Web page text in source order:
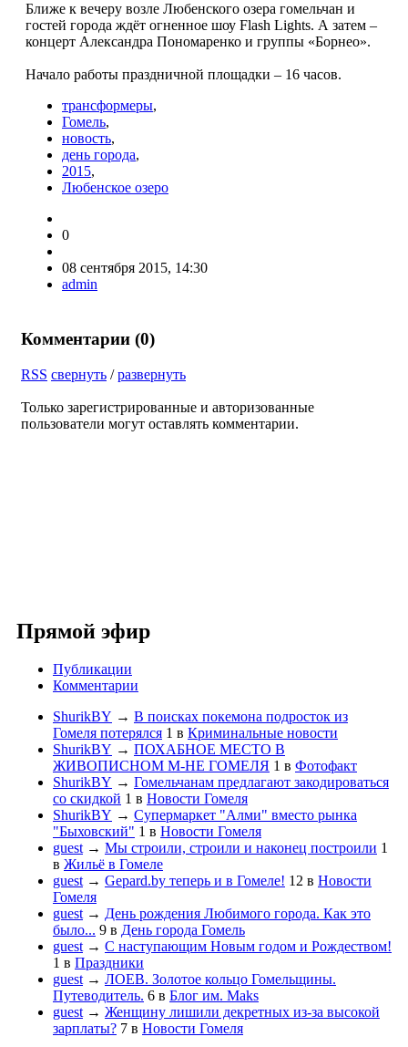
Ближе к вечеру возле Любенского озера гомельчан и
гостей города ждёт огненное шоу Flash Lights. А затем –
концерт Александра Пономаренко и группы «Борнео».
Начало работы праздничной площадки – 16 часов.
трансформеры,
Гомель,
новость,
день города,
2015,
Любенское озеро
0
08 сентября 2015, 14:30
admin
Комментарии (0)
RSS свернуть /развернуть
Только зарегистрированные и авторизованные
пользователи могут оставлять комментарии.
Прямой эфир
Публикации
Комментарии
ShurikBY → В поисках покемона подросток из
Гомеля потерялся 1 в Криминальные новости
ShurikBY → ПОХАБНОЕ МЕСТО В
ЖИВОПИСНОМ М-НЕ ГОМЕЛЯ 1 в Фотофакт
ShurikBY → Гомельчанам предлагают закодироваться
со скидкой 1 в Новости Гомеля
ShurikBY → Супермаркет "Алми" вместо рынка
"Быховский" 1 в Новости Гомеля
guest→ Мы строили, строили и наконец построили 1
в Жильё в Гомеле
guest→ Gepard.by теперь и в Гомеле! 12 в Новости
Гомеля
guest→ День рождения Любимого города. Как это
было... 9 в День города Гомель
guest→ С наступающим Новым годом и Рождеством!
1 в Праздники
guest→ ЛОЕВ. Золотое кольцо Гомельщины.
Путеводитель. 6 в Блог им. Maks
guest→ Женщину лишили декретных из-за высокой
зарплаты? 7 в Новости Гомеля